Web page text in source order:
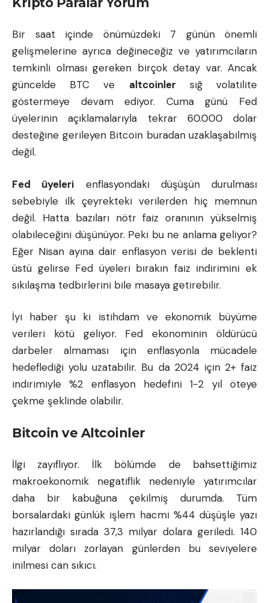
Bir saat içinde önümüzdeki 7 günün önemli
gelişmelerine ayrıca değineceğiz ve yatırımcıların
temkinli olması gereken birçok detay var. Ancak
güncelde BTC ve altcoinlersığ volatilite
göstermeye devam ediyor. Cuma günü Fed
üyelerinin açıklamalarıyla tekrar 60.000 dolar
desteğine gerileyen Bitcoin buradan uzaklaşabilmiş
değil.
Fed üyeleri enflasyondaki düşüşün durulması
sebebiyle ilk çeyrekteki verilerden hiç memnun
değil. Hatta bazıları nötr faiz oranının yükselmiş
olabileceğini düşünüyor. Peki bu ne anlama geliyor?
Eğer Nisan ayına dair enflasyon verisi de beklenti
üstü gelirse Fed üyeleri bırakın faiz indirimini ek
sıkılaşma tedbirlerini bile masaya getirebilir.
İyi haber şu ki istihdam ve ekonomik büyüme
verileri kötü geliyor. Fed ekonominin öldürücü
darbeler almaması için enflasyonla mücadele
hedeflediği yolu uzatabilir. Bu da 2024 için 2+ faiz
indirimiyle %2 enflasyon hedefini 1-2 yıl öteye
çekme şeklinde olabilir.
Bitcoin ve Altcoinler
İlgi zayıflıyor. İlk bölümde de bahsettiğimiz
makroekonomik negatiflik nedeniyle yatırımcılar
daha bir kabuğuna çekilmiş durumda. Tüm
borsalardaki günlük işlem hacmi %44 düşüşle yazı
hazırlandığı sırada 37,3 milyar dolara geriledi. 140
milyar doları zorlayan günlerden bu seviyelere
inilmesi can sıkıcı.